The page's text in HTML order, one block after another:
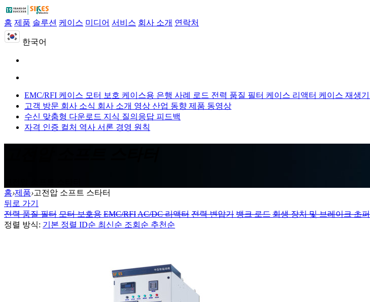
홈 제품 솔루션 케이스 미디어 서비스 회사 소개 연락처
한국어
EMC/RFI 케이스 모터 보호 케이스용 은행 사례 로드 전력 품질 필터 케이스 리액터 케이스 재생
고객 방문 회사 소식 회사 소개 영상 산업 동향 제품 동영상
수신 맞춤형 다운로드 지식 질의응답 피드백
자격 인증 컬처 역사 서론 경영 원칙
홈›제품›고전압 소프트 스타터
뒤로 가기
전력 품질 필터 모터 보호용 EMC/RFIAC/DC 리액터 전력 변압기 뱅크 로드 회생 장치 및 브레이크 초퍼
정렬 방식: 기본 정렬 ID순 최신순 조회순 추천순